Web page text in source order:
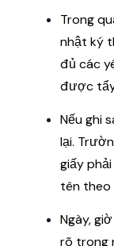
Trong
nhật ký
đủ các
được
Nếu ghi
lại.
giấy
tên theo
Ngày,
rõ trong